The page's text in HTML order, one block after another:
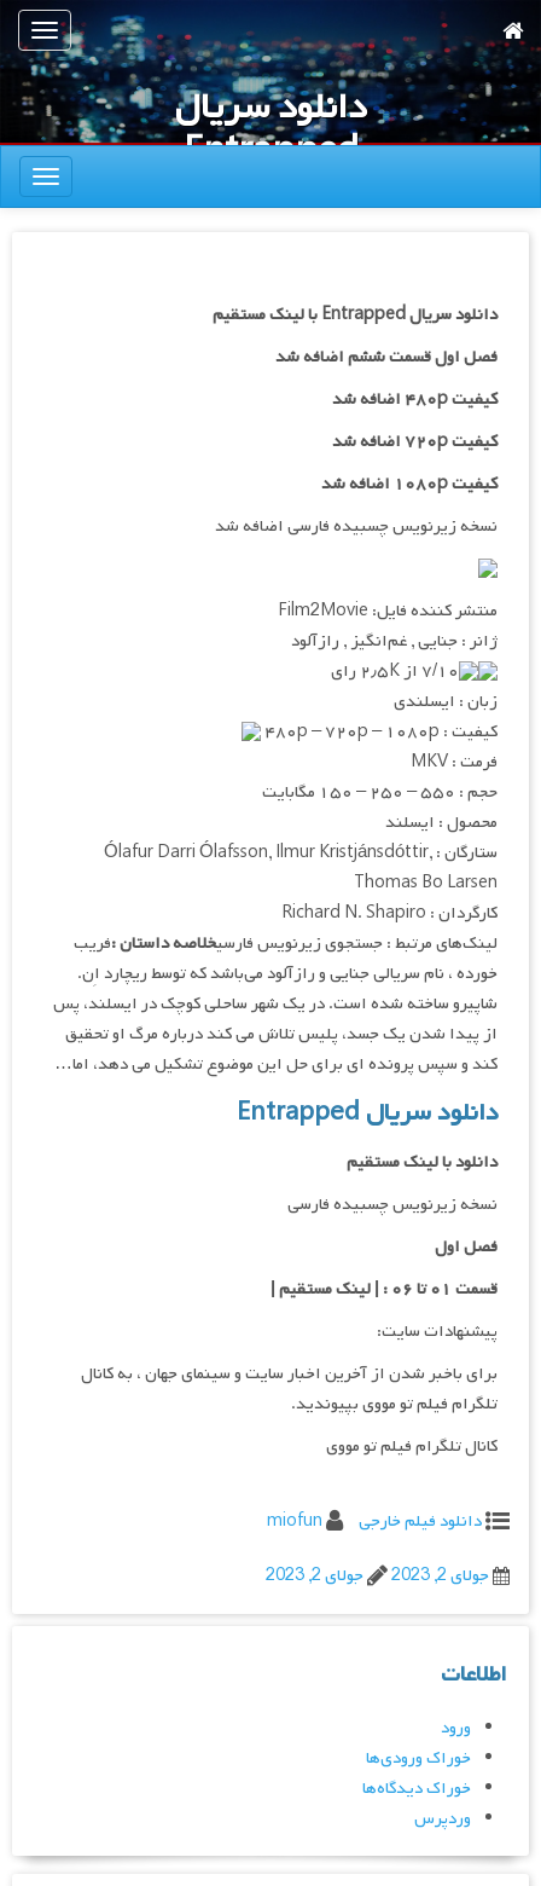
به
محتوای
اصلی
ناوبری
دانلود سریال
Entrapped
ناوبری
دانلود سریال Entrapped با لینک مستقیم
فصل اول قسمت ششم اضافه شد
کیفیت ۴۸۰p اضافه شد
کیفیت ۷۲۰p
اضافه شد
کیفیت ۱۰۸۰p اضافه شد
نسخه زیرنویس چسبیده فارسی اضافه شد
منتشر کننده فایل: Film2Movie
ژانر : جنایی , غم‌انگیز , رازآلود
۷/۱۰ از ۲٫۵K رای
زبان : ایسلندی
کیفیت : ۴۸۰p – ۷۲۰p – ۱۰۸۰p
فرمت : MKV
حجم : ۵۵۰ – ۲۵۰ – ۱۵۰ مگابایت
محصول : ایسلند
ستارگان : Ólafur Darri Ólafsson, Ilmur Kristjánsdóttir,
Thomas Bo Larsen
کارگردان : Richard N. Shapiro
لینک‌های مرتبط : جستجوی زیرنویس فارسیخلاصه داستان :فریب
خورده ، نام سریالی جنایی و رازآلود می‌باشد که توسط ریچارد اِن.
شاپیرو ساخته شده است. در یک شهر ساحلی کوچک در ایسلند، پس
از پیدا شدن یک جسد، پلیس تلاش می کند درباره مرگ او تحقیق
کند و سپس پرونده ای برای حل این موضوع تشکیل می دهد، اما…
دانلود سریال Entrapped
دانلود با لینک مستقیم
نسخه زیرنویس چسبیده فارسی
فصل اول
قسمت ۰۱ تا ۰۶ : | لینک مستقیم |
پیشنهادات سایت:
برای باخبر شدن از آخرین اخبار سایت و سینمای جهان ، به کانال
تلگرام فیلم تو مووی بپیوندید.
کانال تلگرام فیلم تو مووی
دانلود فیلم خارجی
miofun
جولای 2, 2023
جولای 2, 2023
اطلاعات
ورود
خوراک ورودی‌ها
خوراک دیدگاه‌ها
وردپرس